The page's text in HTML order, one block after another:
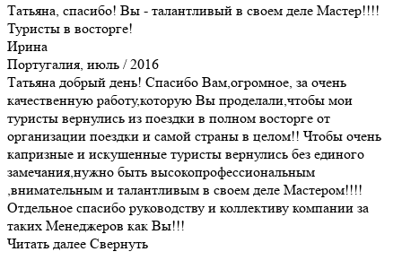
Татьяна, спасибо! Вы - талантливый в своем деле Мастер!!!!
Туристы в восторге!
Ирина
Португалия, июль / 2016
Татьяна добрый день! Спасибо Вам,огромное, за очень
качественную работу,которую Вы проделали,чтобы мои
туристы вернулись из поездки в полном восторге от
организации поездки и самой страны в целом!! Чтобы очень
капризные и искушенные туристы вернулись без единого
замечания,нужно быть высокопрофессиональным
,внимательным и талантливым в своем деле Мастером!!!!
Отдельное спасибо руководству и коллективу компании за
таких Менеджеров как Вы!!!
Читать далее Свернуть